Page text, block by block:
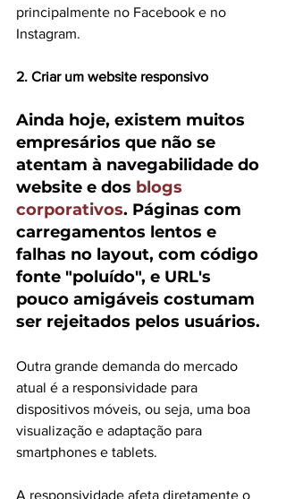
principalmente no Facebook e no
Instagram.
2. Criar um website responsivo
Ainda hoje, existem muitos
empresários que não se
atentam à navegabilidade do
website e dos blogs
corporativos. Páginas com
carregamentos lentos e
falhas no layout, com código
fonte "poluído", e URL's
pouco amigáveis costumam
ser rejeitados pelos usuários.
Outra grande demanda do mercado
atual é a responsividade para
dispositivos móveis, ou seja, uma boa
visualização e adaptação para
smartphones e tablets.
A responsividade afeta diretamente o